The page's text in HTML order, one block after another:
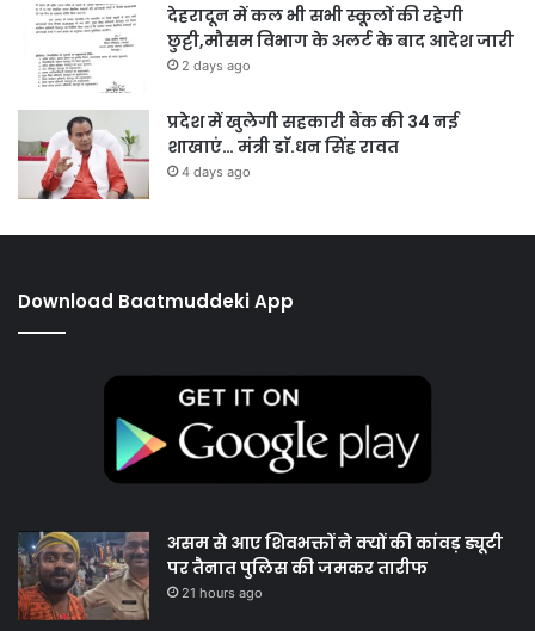
देहरादून में कल भी सभी स्कूलों की रहेगी
छुट्टी,मौसम विभाग के अलर्ट के बाद आदेश जारी
2 days ago
प्रदेश में खुलेगी सहकारी बैंक की 34 नई
शाखाएं… मंत्री डाॅ.धन सिंह रावत
4 days ago
Download Baatmuddeki App
असम से आए शिवभक्तों ने क्यों की कांवड़ ड्यूटी
पर तैनात पुलिस की जमकर तारीफ
21 hours ago